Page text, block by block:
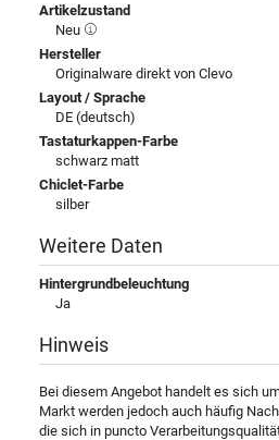
Artikelzustand
Neu
Hersteller
Originalware direkt von Clevo
Layout / Sprache
DE (deutsch)
Tastaturkappen-Farbe
schwarz matt
Chiclet-Farbe
silber
Weitere Daten
Hintergrundbeleuchtung
Ja
Hinweis
Bei diesem Angebot handelt es sich
Markt werden jedoch auch häufig
die sich in puncto